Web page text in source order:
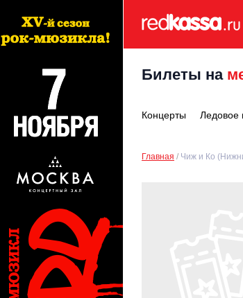
Билеты на
Концерты Ледовое
Главная Чиж и Ко